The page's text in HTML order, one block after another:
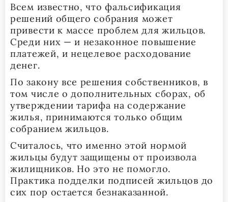
Всем известно, что фальсификация
решений общего собрания может
привести к массе проблем для жильцов.
Среди них — и незаконное повышение
платежей, и нецелевое расходование
денег.
По закону все решения собственников, в
том числе о дополнительных сборах, об
утверждении тарифа на содержание
жилья, принимаются только общим
собранием жильцов.
Считалось, что именно этой нормой
жильцы будут защищены от произвола
жилищников. Но это не помогло.
Практика подделки подписей жильцов до
сих пор остается безнаказанной.